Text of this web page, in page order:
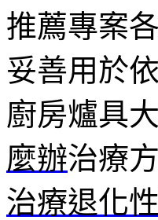
推薦專案
妥善用於
廚房爐具
麼辦治療
治療退化